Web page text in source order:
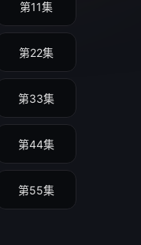
第11集
第22集
第33集
第44集
第55集